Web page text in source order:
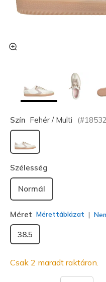
Szín Fehér / Multi (#
kiválasztva
Szélesség
Normál
Méret Mérettáblázat
38.5
Csak 2 maradt raktáron.